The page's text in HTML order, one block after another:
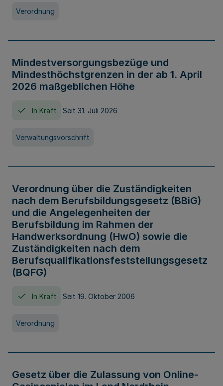
Verordnung
Mindestversorgungsbezüge und
Mindesthöchstgrenzen in der ab 1. April
2026 maßgeblichen Höhe
In Kraft Seit 31. Juli 2026
Verwaltungsvorschrift
Verordnung über die Zuständigkeiten
nach dem Berufsbildungsgesetz (BBiG)
und die Angelegenheiten der
Berufsbildung im Rahmen der
Handwerksordnung (HwO) sowie die
Zuständigkeiten nach dem
Berufsqualifikationsfeststellungsgesetz
(BQFG)
In Kraft Seit 19. Oktober 2006
Verordnung
Gesetz über die Zulassung von Online-